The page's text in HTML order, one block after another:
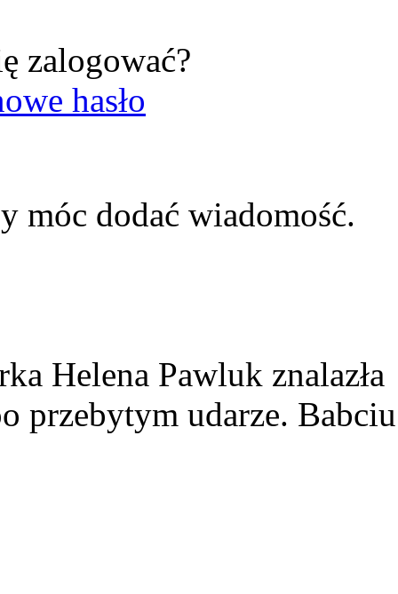
zalogować?
hasło
móc dodać wiadomość.
Helena Pawluk znalazła
przebytym udarze. Babciu